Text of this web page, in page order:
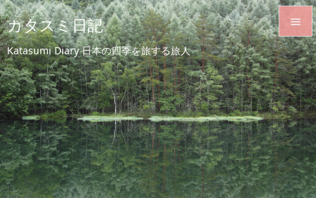
カタスミ日記
Katasumi Diary 日本の四季を旅する旅人


メニュ

サイド

前へ

次へ